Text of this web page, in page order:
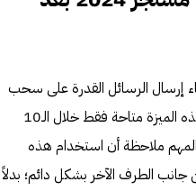
إرسال الرسائل القدرة على سحب
رسالة قد تم إرسالها بالفعل، ولكن هذه الميزة متاحة فقط خلال الـ10
ملاحظة أن استخدام هذه
الطرف الآخر بشكل دائم؛ بدلاً